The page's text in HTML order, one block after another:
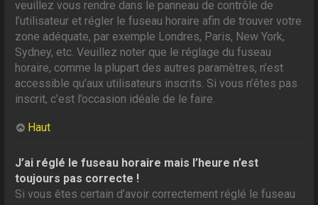
veuillez vous rendre dans le panneau de contrôle de
l’utilisateur et régler le fuseau horaire afin de trouver votre
zone adéquate, par exemple Londres, Paris, New York,
Sydney, etc. Veuillez noter que le réglage du fuseau
horaire, comme la plupart des autres paramètres, n’est
accessible qu’aux utilisateurs inscrits. Si vous n’êtes pas
inscrit, c’est l’occasion idéale de le faire.
Haut
J’ai réglé le fuseau horaire mais l’heure n’est
toujours pas correcte !
Si vous êtes certain d’avoir correctement réglé le fuseau